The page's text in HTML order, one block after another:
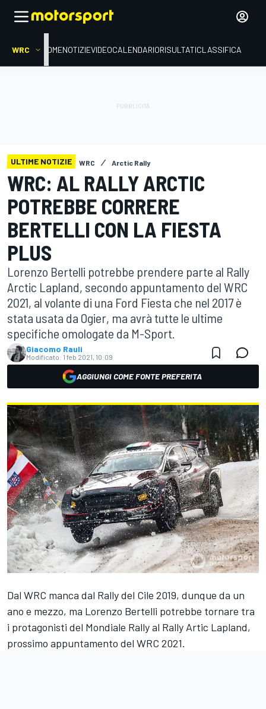
WRC HOMENOTIZIEVIDEOCALENDARIORISULTATICLASSIFICA
ULTIME NOTIZIE WRC Arctic Rally
WRC: AL RALLY ARCTIC
POTREBBE CORRERE
BERTELLI CON LA FIESTA
PLUS
Lorenzo Bertelli potrebbe prendere parte al Rally
Arctic Lapland, secondo appuntamento del WRC
2021, al volante di una Ford Fiesta che nel 2017 è
stata usata da Ogier, ma avrà tutte le ultime
specifiche omologate da M-Sport.
Giacomo Rauli
Modificato: 1 feb 2021, 10:09
AGGIUNGI COME FONTE PREFERITA
Dal WRC manca dal Rally del Cile 2019, dunque da un
ano e mezzo, ma Lorenzo Bertelli potrebbe tornare tra
i protagonisti del Mondiale Rally al Rally Artic Lapland,
prossimo appuntamento del WRC 2021.